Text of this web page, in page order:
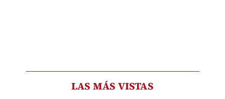
LAS MÁS VISTAS